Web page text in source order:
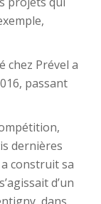
chez Prével a
passant
dernières
construit sa
d’un